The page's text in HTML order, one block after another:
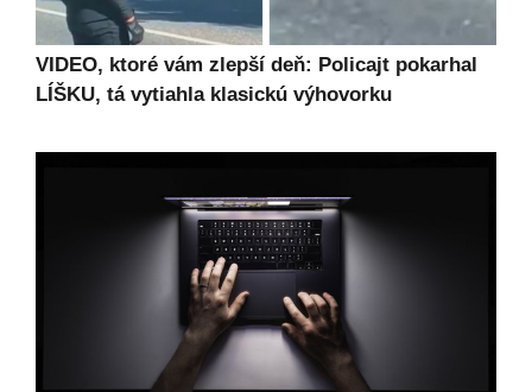
VIDEO, ktoré vám zlepší deň: Policajt pokarhal
LÍŠKU, tá vytiahla klasickú výhovorku